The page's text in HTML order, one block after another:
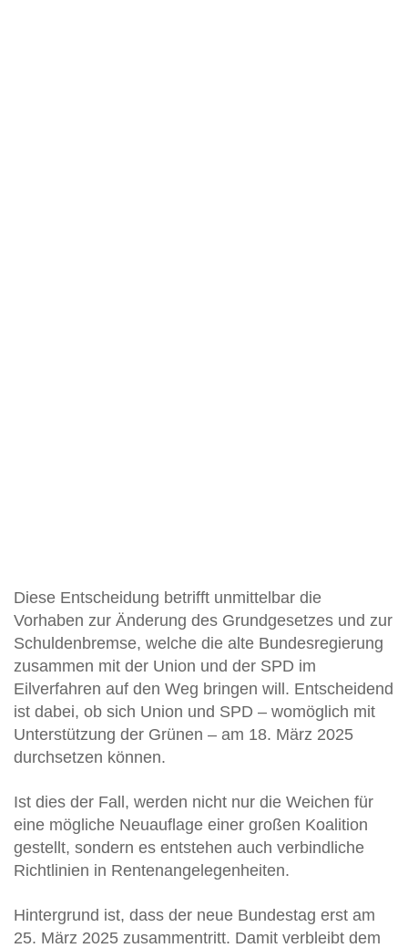
Diese Entscheidung betrifft unmittelbar die
Vorhaben zur Änderung des Grundgesetzes und zur
Schuldenbremse, welche die alte Bundesregierung
zusammen mit der Union und der SPD im
Eilverfahren auf den Weg bringen will. Entscheidend
ist dabei, ob sich Union und SPD – womöglich mit
Unterstützung der Grünen – am 18. März 2025
durchsetzen können.
Ist dies der Fall, werden nicht nur die Weichen für
eine mögliche Neuauflage einer großen Koalition
gestellt, sondern es entstehen auch verbindliche
Richtlinien in Rentenangelegenheiten.
Hintergrund ist, dass der neue Bundestag erst am
25. März 2025 zusammentritt. Damit verbleibt dem